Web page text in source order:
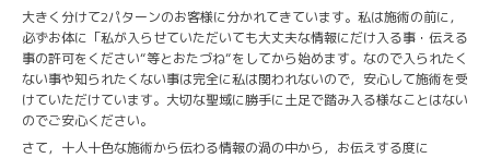
大きく分けて2パターンのお客様に分かれてきています。私は施術の前に，
必ずお体に「私が入らせていただいても大丈夫な情報にだけ入る事・伝える
事の許可をください“等とおたづね“をしてから始めます。なので入られたく
ない事や知られたくない事は完全に私は関われないので，安心して施術を受
けていただけています。大切な聖域に勝手に土足で踏み入る様なことはない
のでご安心ください。
さて，十人十色な施術から伝わる情報の渦の中から，お伝えする度に